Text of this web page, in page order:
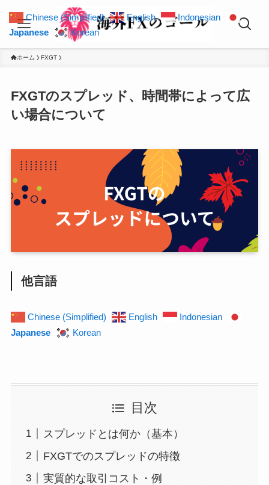
ホーム FXGT
FXGTのスプレッド、時間帯によって広
い場合について
他言語
Chinese (Simplified) English
Indonesian
Japanese
Korean
目次
スプレッドとは何か（基本）
FXGTでのスプレッドの特徴
実質的な取引コスト・例
Chinese (Simplified) English
Indonesian
Japanese
Korean